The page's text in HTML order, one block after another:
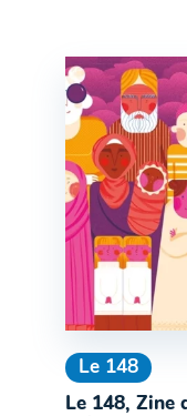
Le 148
Le 148, Zine